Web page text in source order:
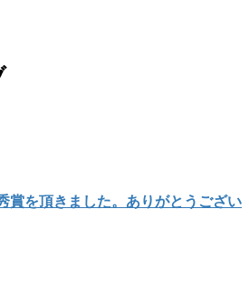
賞を頂きました。ありがとうござい